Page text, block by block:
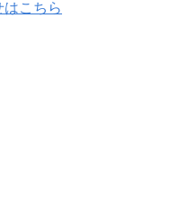
こちら